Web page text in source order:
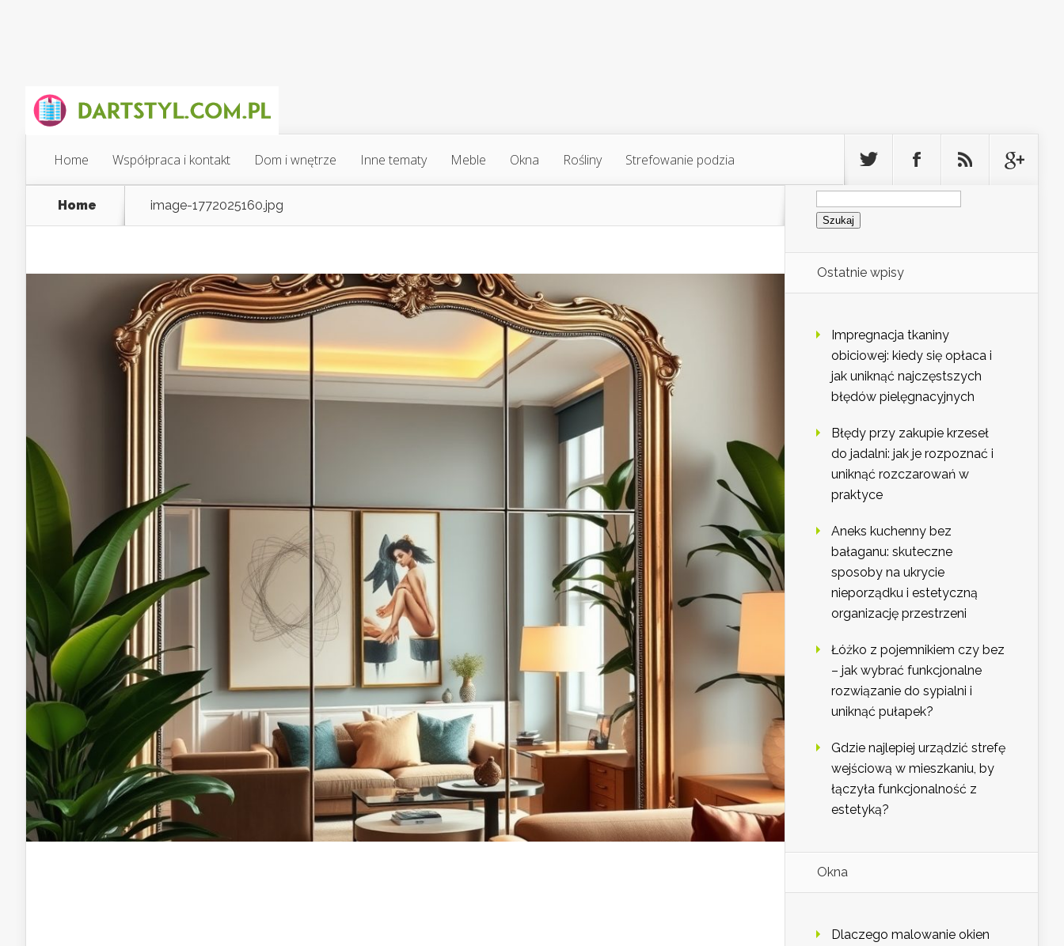
Home Współpraca i kontakt Dom i wnętrze Inne tematy Meble Okna Rośliny Strefowanie podzia
Home image-1772025160.jpg
Szukaj:
Ostatnie wpisy
Impregnacja tkaniny
obiciowej: kiedy się opłaca i
jak uniknąć najczęstszych
błędów pielęgnacyjnych
Błędy przy zakupie krzeseł
do jadalni: jak je rozpoznać i
uniknąć rozczarowań w
praktyce
Aneks kuchenny bez
bałaganu: skuteczne
sposoby na ukrycie
nieporządku i estetyczną
organizację przestrzeni
Łóżko z pojemnikiem czy bez
– jak wybrać funkcjonalne
rozwiązanie do sypialni i
uniknąć pułapek?
Gdzie najlepiej urządzić strefę
wejściową w mieszkaniu, by
łączyła funkcjonalność z
estetyką?
Okna
Dlaczego malowanie okien